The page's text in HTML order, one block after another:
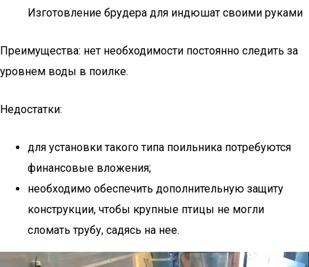
Изготовление брудера для индюшат своими руками
Преимущества: нет необходимости постоянно следить за
уровнем воды в поилке.
Недостатки:
для установки такого типа поильника потребуются
финансовые вложения;
необходимо обеспечить дополнительную защиту
конструкции, чтобы крупные птицы не могли
сломать трубу, садясь на нее.